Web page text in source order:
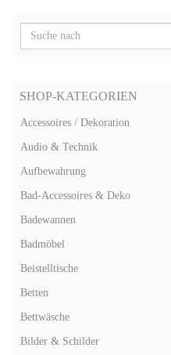
SHOP-KATEGORIEN
Accessoires / Dekoration
Audio & Technik
Aufbewahrung
Bad-Accessoires & Deko
Badewannen
Badmöbel
Beistelltische
Betten
Bettwäsche
Bilder & Schilder